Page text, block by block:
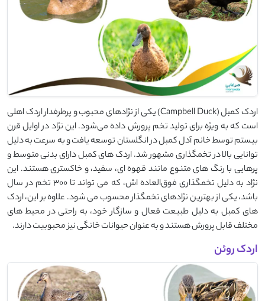
اردک کمبل (Campbell Duck) یکی از نژادهای محبوب و پرطرفدار اردک اهلی
است که به ‌ویژه برای تولید تخم پرورش داده می‌شود. این نژاد در اوایل قرن
بیستم توسط خانم آدل کمبل در انگلستان توسعه یافت و به سرعت به دلیل
توانایی بالا در تخمگذاری مشهور شد. اردک ‌های کمبل دارای بدنی متوسط و
پرهایی با رنگ ‌های متنوع مانند قهوه ‌ای، سفید، و خاکستری هستند. این
نژاد به دلیل تخمگذاری فوق‌العاده ‌اش، که می ‌تواند تا ۳۰۰ تخم در سال
باشد، یکی از بهترین نژادهای تخمگذار محسوب می ‌شود. علاوه بر این، اردک‌
های کمبل به دلیل طبیعت فعال و سازگار خود، به راحتی در محیط ‌های
مختلف قابل پرورش هستند و به عنوان حیوانات خانگی نیز محبوبیت دارند.
اردک روئن